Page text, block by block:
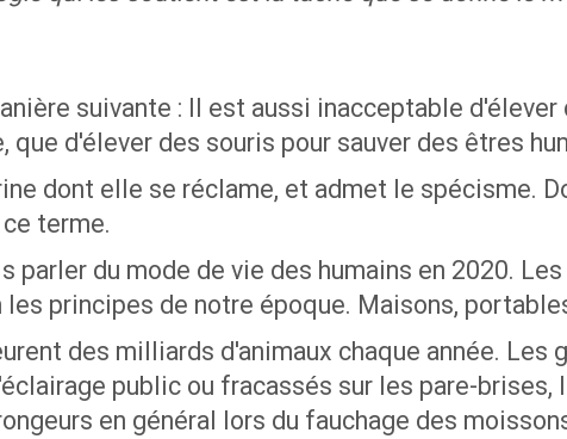
suivante : Il est aussi inacceptable d'élever
d'élever des souris pour sauver des êtres
dont elle se réclame, et admet le spécisme.
terme.
parler du mode de vie des humains en 2020.
principes de notre époque. Maisons,
des milliards d'animaux chaque année.
public ou fracassés sur les pare-
en général lors du fauchage des
×